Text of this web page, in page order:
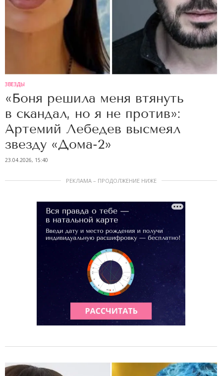
ЗВЕЗДЫ
«Боня решила меня втянуть
в скандал, но я не против»:
Артемий Лебедев высмеял
звезду «Дома-2»
23.04.2026, 15:40
РЕКЛАМА – ПРОДОЛЖЕНИЕ НИЖЕ